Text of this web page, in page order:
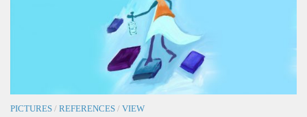
PICTURES / REFERENCES / VIEW